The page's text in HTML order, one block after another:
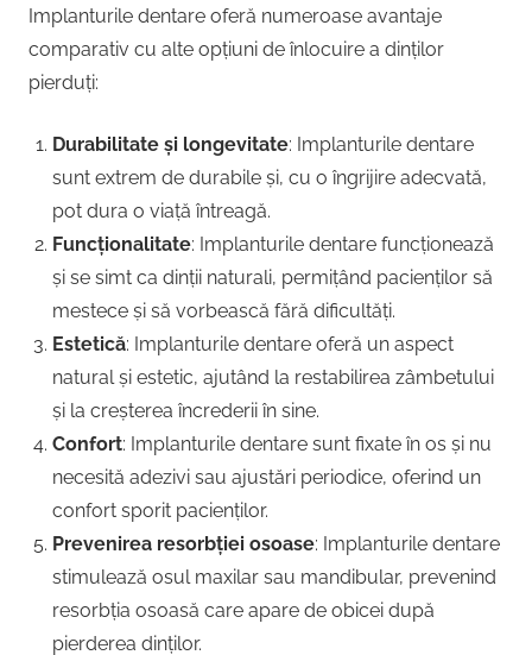
Implanturile dentare oferă numeroase avantaje
comparativ cu alte opțiuni de înlocuire a dinților
pierduți:
Durabilitate și longevitate: Implanturile dentare
sunt extrem de durabile și, cu o îngrijire adecvată,
pot dura o viață întreagă.
Funcționalitate: Implanturile dentare funcționează
și se simt ca dinții naturali, permițând pacienților să
mestece și să vorbească fără dificultăți.
Estetică: Implanturile dentare oferă un aspect
natural și estetic, ajutând la restabilirea zâmbetului
și la creșterea încrederii în sine.
Confort: Implanturile dentare sunt fixate în os și nu
necesită adezivi sau ajustări periodice, oferind un
confort sporit pacienților.
Prevenirea resorbției osoase: Implanturile dentare
stimulează osul maxilar sau mandibular, prevenind
resorbția osoasă care apare de obicei după
pierderea dinților.